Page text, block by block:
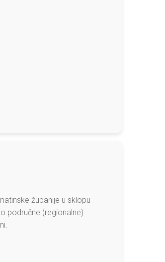
županije u sklopu
područne (regionalne)